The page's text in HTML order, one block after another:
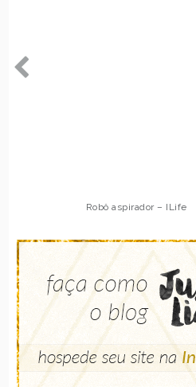
Robô aspirador – Multilaser